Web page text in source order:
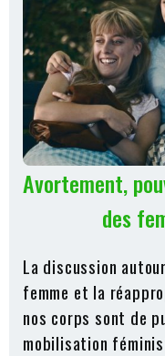
Avortement,
des
La discussion
femme et la
nos corps sont de
mobilisation